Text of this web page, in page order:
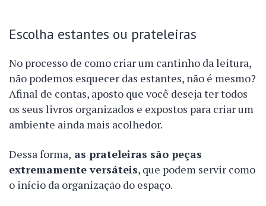
Escolha estantes ou prateleiras
No processo de como criar um cantinho da leitura,
não podemos esquecer das estantes, não é mesmo?
Afinal de contas, aposto que você deseja ter todos
os seus livros organizados e expostos para criar um
ambiente ainda mais acolhedor.
Dessa forma, as prateleiras são peças
extremamente versáteis, que podem servir como
o início da organização do espaço.